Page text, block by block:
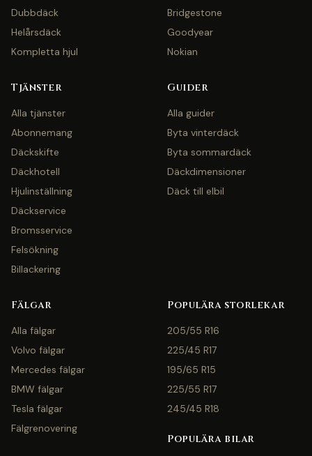
Dubbdäck
Helårsdäck
Kompletta hjul
Bridgestone
Goodyear
Nokian
Tjänster
Alla tjänster
Abonnemang
Däckskifte
Däckhotell
Hjulinställning
Däckservice
Bromsservice
Felsökning
Billackering
Guider
Alla guider
Byta vinterdäck
Byta sommardäck
Däckdimensioner
Däck till elbil
Fälgar
Alla fälgar
Volvo fälgar
Mercedes fälgar
BMW fälgar
Tesla fälgar
Fälgrenovering
Populära storlekar
205/55 R16
225/45 R17
195/65 R15
225/55 R17
245/45 R18
Populära bilar